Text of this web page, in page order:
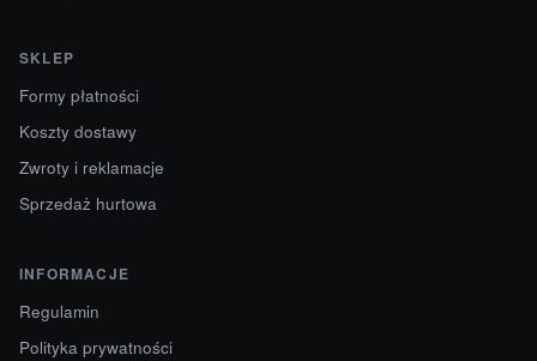
SKLEP
Formy płatności
Koszty dostawy
Zwroty i reklamacje
Sprzedaż hurtowa
INFORMACJE
Regulamin
Polityka prywatności